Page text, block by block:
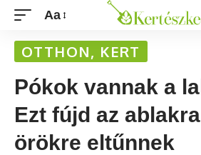
Aa
OTTHON, KERT
Pókok vannak a
Ezt fújd az
örökre eltűnnek